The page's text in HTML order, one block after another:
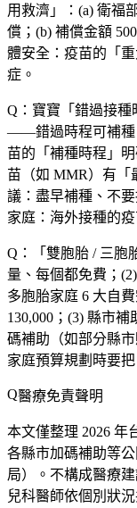
用救濟」：(a) 衛福
償；(b) 補償金額
體安全 ：疫苗的「
症。
Q：寶寶「 錯過接種
——錯過時程可補種
苗的「補種時程」
苗 （如 MMR）有
議 ：盡早補種、不
家庭 ：海外接種的
Q：「 雙胞胎 / 三胞
量、每個都免費；(2)
多胞胎家庭 6 大自費
130,000 ；(3) 縣市補
碼補助（如部分縣
家庭預算規劃時要
醫療免責聲明
本文僅整理 2026 年
各縣市加碼補助等
局）。 不構成醫療
兒科醫師依個別狀